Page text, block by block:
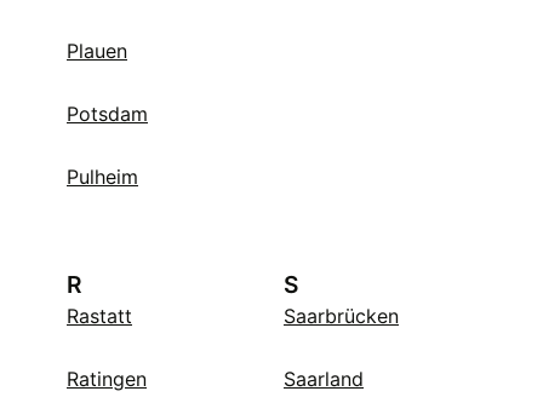
Plauen
Potsdam
Pulheim
R
Rastatt
Ratingen
S
Saarbrücken
Saarland